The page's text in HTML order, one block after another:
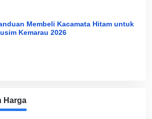
Membeli Kacamata Hitam untuk
Kemarau 2026
Harga